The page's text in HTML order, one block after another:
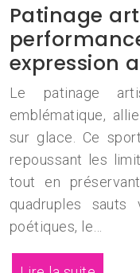
Patinage
expression
Le patinage
emblématique,
sur glace. Ce
repoussant les
tout en
quadruples sauts
poétiques, le…